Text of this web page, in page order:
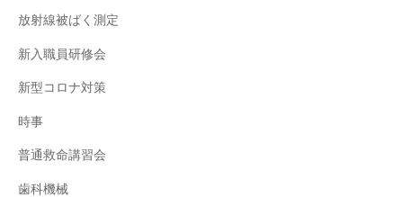
放射線被ばく測定
新入職員研修会
新型コロナ対策
時事
普通救命講習会
歯科機械